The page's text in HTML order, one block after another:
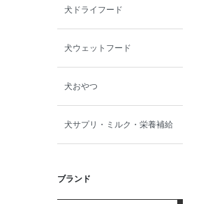
犬ドライフード
犬ウェットフード
犬おやつ
犬サプリ・ミルク・栄養補給
ブランド